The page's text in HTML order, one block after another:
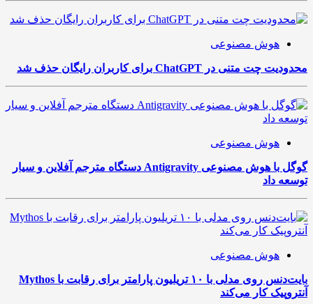
هوش مصنوعی
محدودیت چت متنی در ChatGPT برای کاربران رایگان حذف شد
هوش مصنوعی
گوگل با هوش مصنوعی Antigravity دستگاه مترجم آفلاین و سیار
توسعه داد
هوش مصنوعی
بایت‌دنس روی مدلی با ۱۰ تریلیون پارامتر برای رقابت با Mythos
آنتروپیک کار می‌کند